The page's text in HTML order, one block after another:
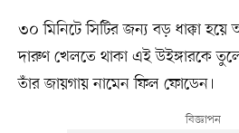
৩০ মিনিটে সিটির জন্য বড় ধাক্কা হয়ে
দারুণ খেলতে থাকা এই উইঙ্গারকে তুলে
তাঁর জায়গায় নামেন ফিল ফোডেন।